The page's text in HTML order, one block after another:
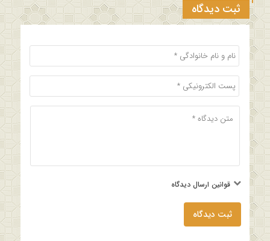
ثبت دیدگاه
قوانین ارسال دیدگاه
ثبت دیدگاه